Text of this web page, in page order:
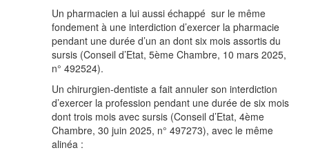
Un pharmacien a lui aussi échappé sur le même
fondement à une interdiction d’exercer la pharmacie
pendant une durée d’un an dont six mois assortis du
sursis (Conseil d’Etat, 5ème Chambre, 10 mars 2025,
n° 492524).
Un chirurgien-dentiste a fait annuler son interdiction
d’exercer la profession pendant une durée de six mois
dont trois mois avec sursis (Conseil d’Etat, 4ème
Chambre, 30 juin 2025, n° 497273), avec le même
alinéa :